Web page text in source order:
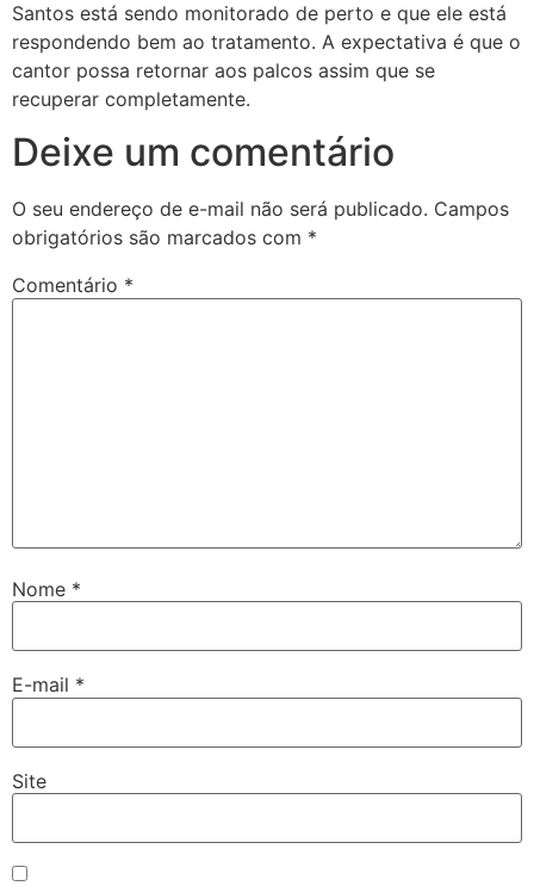
Santos está sendo monitorado de perto e que ele está
respondendo bem ao tratamento. A expectativa é que o
cantor possa retornar aos palcos assim que se
recuperar completamente.
Deixe um comentário
O seu endereço de e-mail não será publicado. Campos
obrigatórios são marcados com *
Comentário *
Nome *
E-mail *
Site